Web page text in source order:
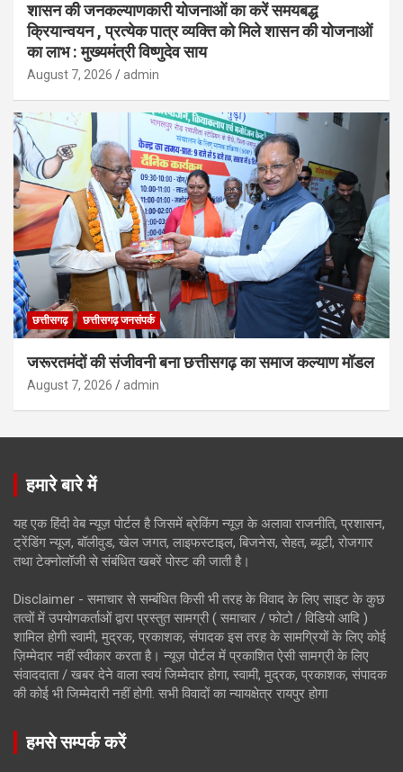
शासन की जनकल्याणकारी योजनाओं का करें समयबद्ध
क्रियान्वयन , प्रत्येक पात्र व्यक्ति को मिले शासन की योजनाओं
का लाभ : मुख्यमंत्री विष्णुदेव साय
August 7, 2026 admin
छत्तीसगढ़ छत्तीसगढ़ जनसंपर्क
जरूरतमंदों की संजीवनी बना छत्तीसगढ़ का समाज कल्याण मॉडल
August 7, 2026 admin
हमारे बारे में
यह एक हिंदी वेब न्यूज़ पोर्टल है जिसमें ब्रेकिंग न्यूज़ के अलावा राजनीति, प्रशासन,
ट्रेंडिंग न्यूज, बॉलीवुड, खेल जगत, लाइफस्टाइल, बिजनेस, सेहत, ब्यूटी, रोजगार
तथा टेक्नोलॉजी से संबंधित खबरें पोस्ट की जाती है।
Disclaimer - समाचार से सम्बंधित किसी भी तरह के विवाद के लिए साइट के कुछ
तत्वों में उपयोगकर्ताओं द्वारा प्रस्तुत सामग्री ( समाचार / फोटो / विडियो आदि )
शामिल होगी स्वामी, मुद्रक, प्रकाशक, संपादक इस तरह के सामग्रियों के लिए कोई
ज़िम्मेदार नहीं स्वीकार करता है। न्यूज़ पोर्टल में प्रकाशित ऐसी सामग्री के लिए
संवाददाता / खबर देने वाला स्वयं जिम्मेदार होगा, स्वामी, मुद्रक, प्रकाशक, संपादक
की कोई भी जिम्मेदारी नहीं होगी. सभी विवादों का न्यायक्षेत्र रायपुर होगा
हमसे सम्पर्क करें